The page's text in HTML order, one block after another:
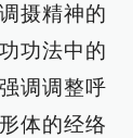
摄精神的
功法中的
调调整呼
体的经络